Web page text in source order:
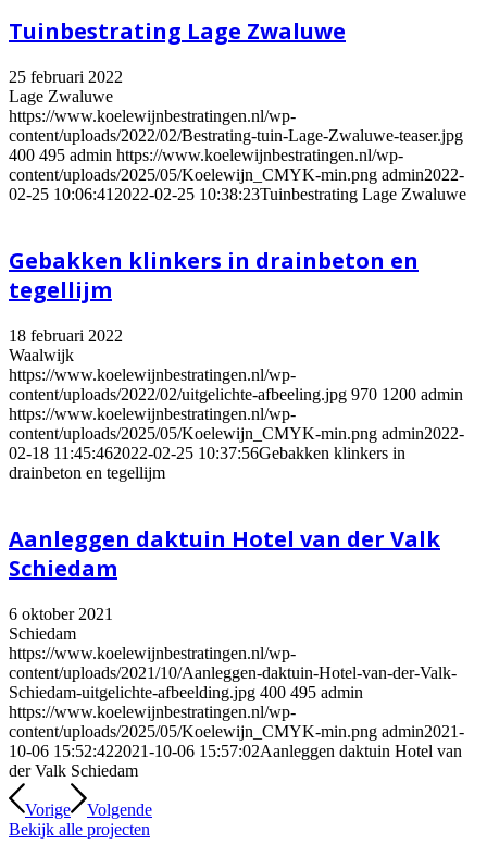
Tuinbestrating Lage Zwaluwe
25 februari 2022
Lage Zwaluwe
https://www.koelewijnbestratingen.nl/wp-
content/uploads/2022/02/Bestrating-tuin-Lage-Zwaluwe-teaser.jpg
400 495 admin https://www.koelewijnbestratingen.nl/wp-
content/uploads/2025/05/Koelewijn_CMYK-min.png admin2022-
02-25 10:06:41 2022-02-25 10:38:23Tuinbestrating Lage Zwaluwe
Gebakken klinkers in drainbeton en
tegellijm
18 februari 2022
Waalwijk
https://www.koelewijnbestratingen.nl/wp-
content/uploads/2022/02/uitgelichte-afbeeling.jpg 970 1200 admin
https://www.koelewijnbestratingen.nl/wp-
content/uploads/2025/05/Koelewijn_CMYK-min.png admin2022-
02-18 11:45:462022-02-25 10:37:56Gebakken klinkers in
drainbeton en tegellijm
Aanleggen daktuin Hotel van der Valk
Schiedam
6 oktober 2021
Schiedam
https://www.koelewijnbestratingen.nl/wp-
content/uploads/2021/10/Aanleggen-daktuin-Hotel-van-der-Valk-
Schiedam-uitgelichte-afbeelding.jpg 400 495 admin
https://www.koelewijnbestratingen.nl/wp-
content/uploads/2025/05/Koelewijn_CMYK-min.png admin2021-
10-06 15:52:422021-10-06 15:57:02Aanleggen daktuin Hotel van
der Valk Schiedam
Vorige
Volgende
Bekijk alle projecten